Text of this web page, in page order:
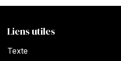
Liens utiles
Texte